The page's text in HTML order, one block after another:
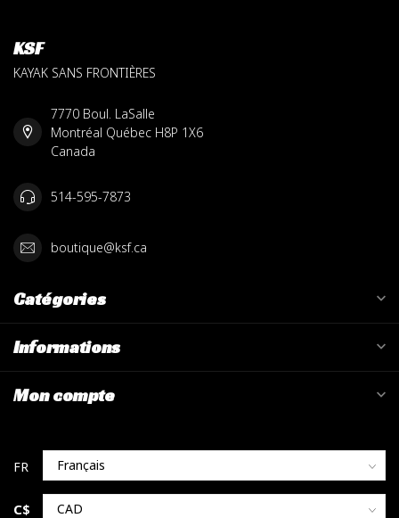
KSF
KAYAK SANS FRONTIÈRES
7770 Boul. LaSalle
Montréal Québec H8P 1X6
Canada
514-595-7873
boutique@ksf.ca
Catégories
Informations
Mon compte
C$